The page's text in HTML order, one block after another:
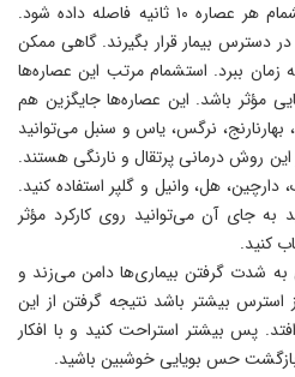
بیمار استشمام می‌شود. بین استشمام هر عصاره ۱۰ ثانیه فاصله داده شود.
دسترس بیمار قرار بگیرند. گاهی ممکن
درمان بین ۴ تا ۱۲ هفته زمان ببرد. استشمام مرتب این عصاره‌ها
مؤثر باشد. این عصاره‌ها جایگزین هم
بهارنارنج، نرگس، یاس و سنبل می‌توانید
این روش درمانی پرتقال و نارنگی هستند.
هل، وانیل و گلپر استفاده کنید.
به جای آن می‌توانید روی کارکرد مؤثر
کنید.
شدت گرفتن بیماری‌ها دامن می‌زند و
بیشتر باشد نتیجه گرفتن از این
پس بیشتر استراحت کنید و با افکار
بازگشت حس بویایی خوشبین باشید.